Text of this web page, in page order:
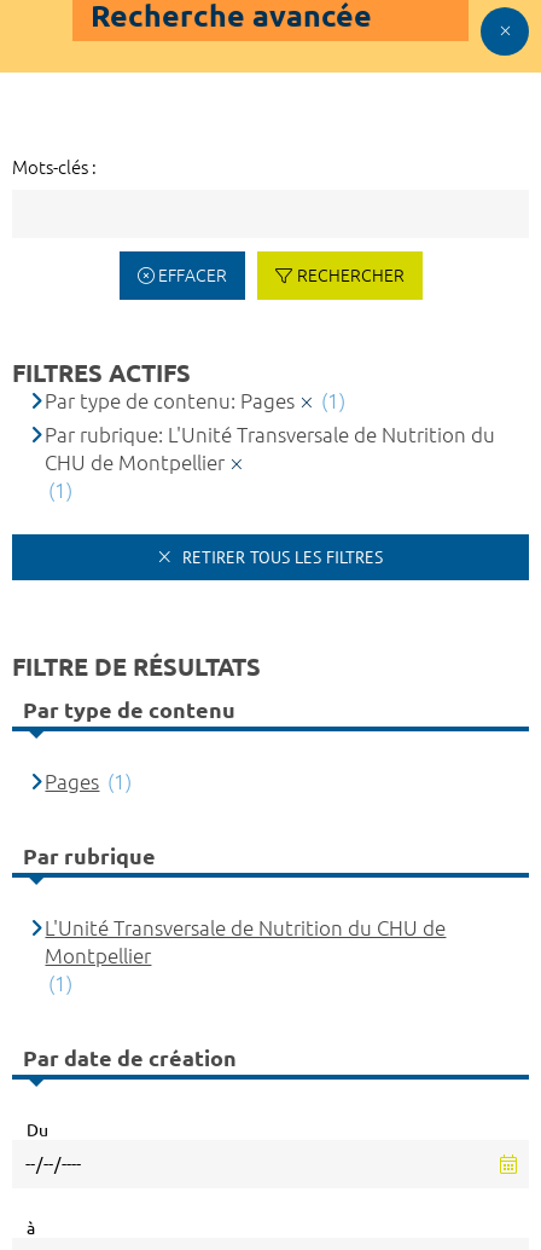
Recherche avancée
Mots-clés :
EFFACER RECHERCHER
FILTRES ACTIFS
Par type de contenu: Pages
(1)
Par rubrique: L'Unité Transversale de Nutrition du
CHU de Montpellier
(1)
RETIRER TOUS LES FILTRES
FILTRE DE RÉSULTATS
Par type de contenu
Pages (1)
Par rubrique
L'Unité Transversale de Nutrition du CHU de
Montpellier
(1)
Par date de création
Du
à